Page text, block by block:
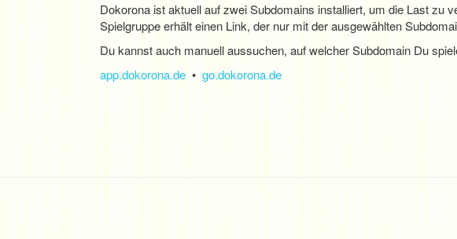
Dokorona ist aktuell auf zwei Subdomains installiert, um die Last zu
Spielgruppe erhält einen Link, der nur mit der ausgewählten
Du kannst auch manuell aussuchen, auf welcher Subdomain Du
app.dokorona.de • go.dokorona.de